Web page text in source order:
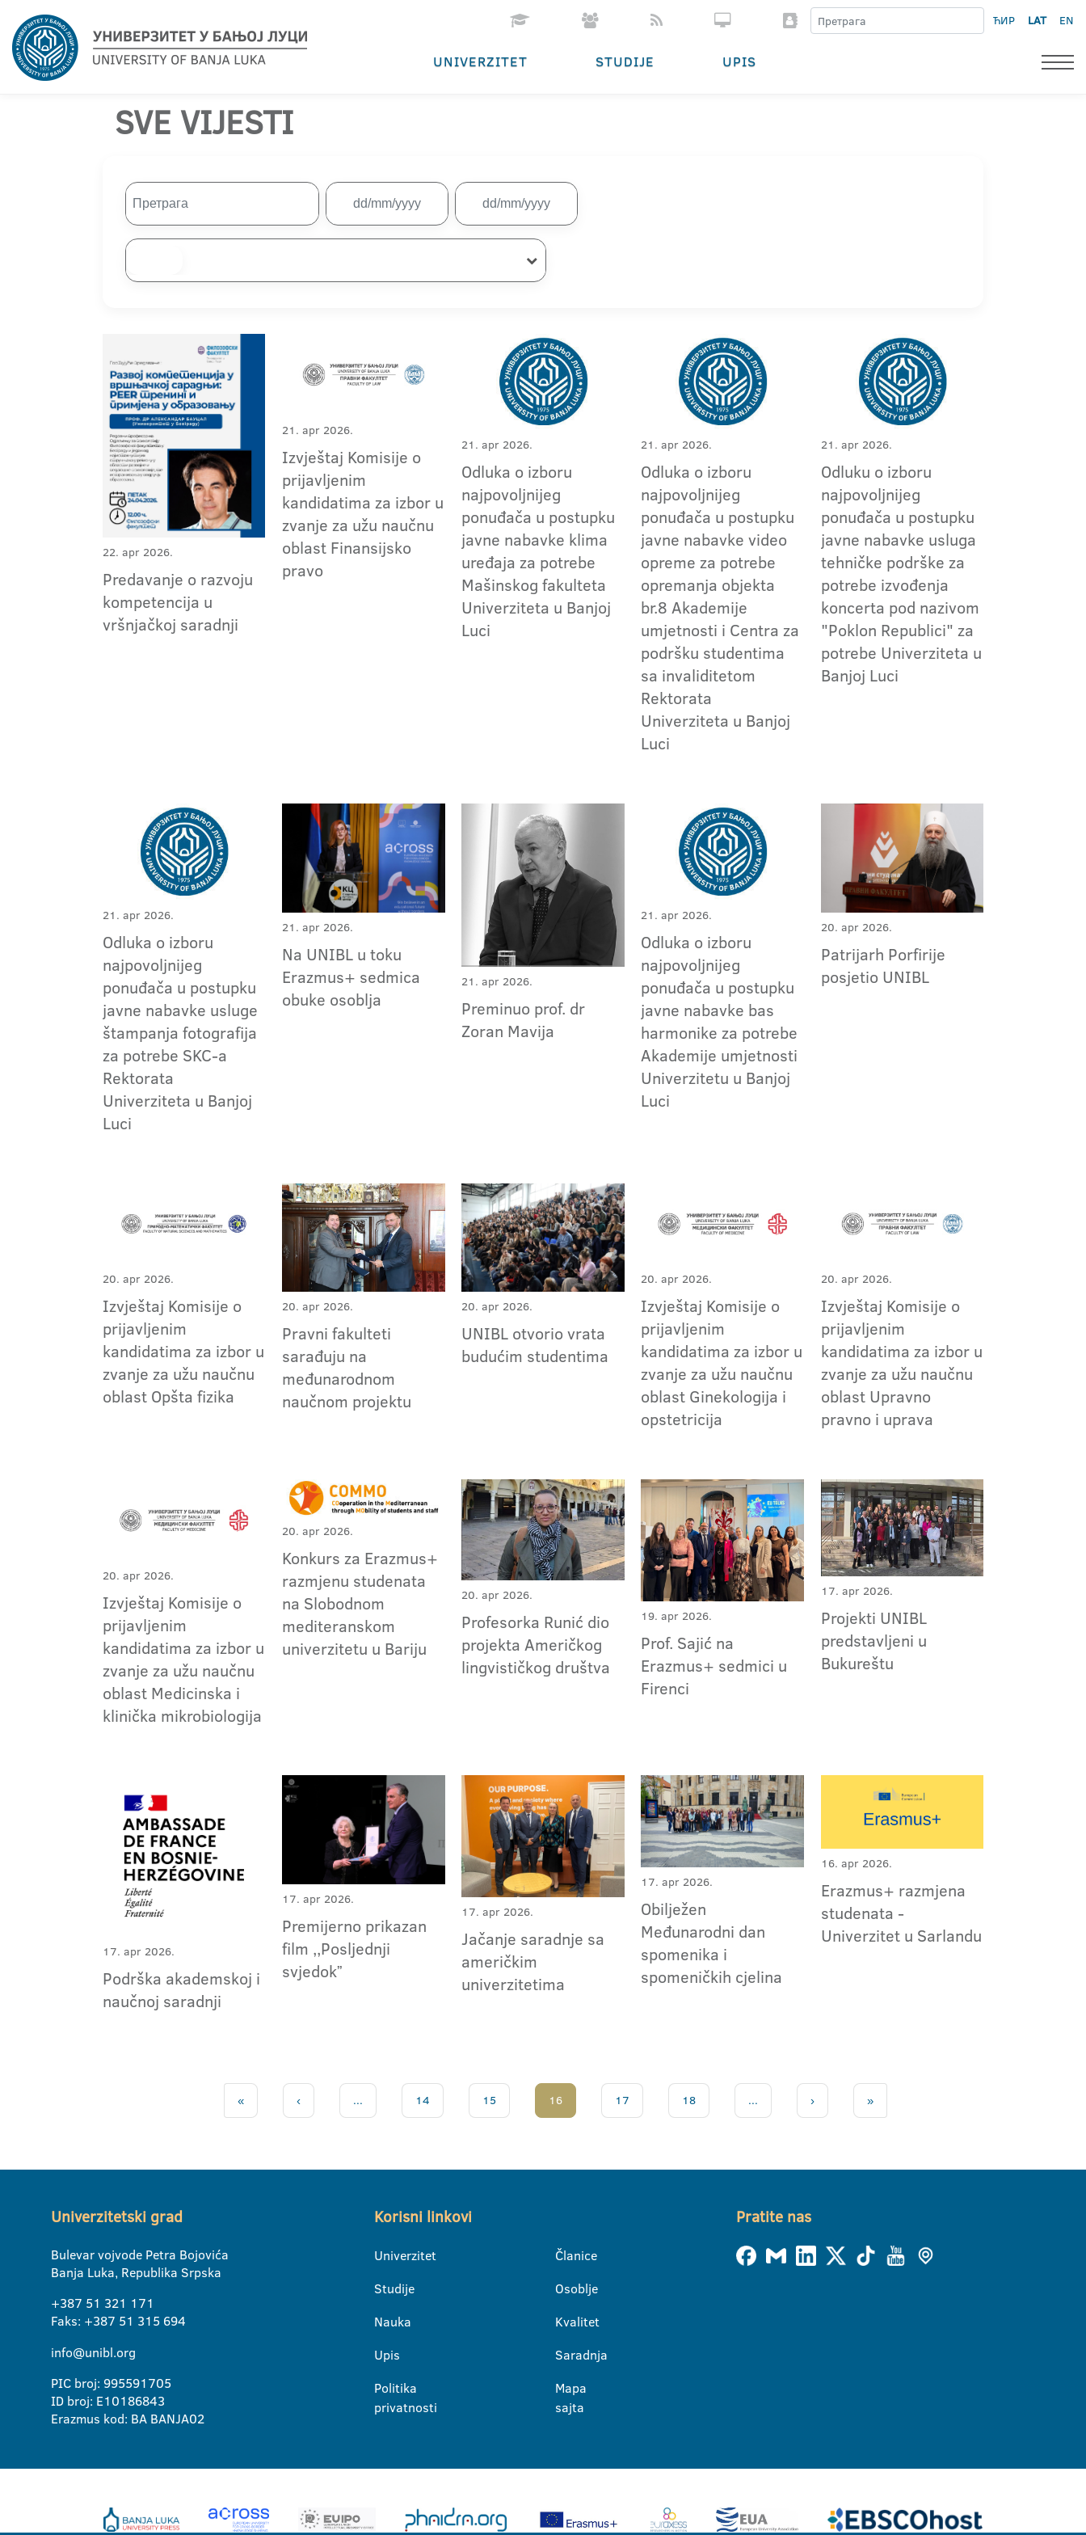
ЋИР LAT EN
UNIVERZITET STUDIJE UPIS
SVE VIJESTI
22. apr 2026.
Predavanje o razvoju
kompetencija u
vršnjačkoj saradnji
21. apr 2026.
Izvještaj Komisije o
prijavljenim
kandidatima za izbor u
zvanje za užu naučnu
oblast Finansijsko
pravo
21. apr 2026.
Odluka o izboru
najpovoljnijeg
ponuđača u postupku
javne nabavke klima
uređaja za potrebe
Mašinskog fakulteta
Univerziteta u Banjoj
Luci
21. apr 2026.
Odluka o izboru
najpovoljnijeg
ponuđača u postupku
javne nabavke video
opreme za potrebe
opremanja objekta
br.8 Akademije
umjetnosti i Centra za
podršku studentima
sa invaliditetom
Rektorata
Univerziteta u Banjoj
Luci
21. apr 2026.
Odluku o izboru
najpovoljnijeg
ponuđača u postupku
javne nabavke usluga
tehničke podrške za
potrebe izvođenja
koncerta pod nazivom
"Poklon Republici" za
potrebe Univerziteta u
Banjoj Luci
21. apr 2026.
Odluka o izboru
najpovoljnijeg
ponuđača u postupku
javne nabavke usluge
štampanja fotografija
za potrebe SKC-a
Rektorata
Univerziteta u Banjoj
Luci
21. apr 2026.
Na UNIBL u toku
Erazmus+ sedmica
obuke osoblja
21. apr 2026.
Preminuo prof. dr
Zoran Mavija
21. apr 2026.
Odluka o izboru
najpovoljnijeg
ponuđača u postupku
javne nabavke bas
harmonike za potrebe
Akademije umjetnosti
Univerzitetu u Banjoj
Luci
20. apr 2026.
Patrijarh Porfirije
posjetio UNIBL
20. apr 2026.
Izvještaj Komisije o
prijavljenim
kandidatima za izbor u
zvanje za užu naučnu
oblast Opšta fizika
20. apr 2026.
Pravni fakulteti
sarađuju na
međunarodnom
naučnom projektu
20. apr 2026.
UNIBL otvorio vrata
budućim studentima
20. apr 2026.
Izvještaj Komisije o
prijavljenim
kandidatima za izbor u
zvanje za užu naučnu
oblast Ginekologija i
opstetricija
20. apr 2026.
Izvještaj Komisije o
prijavljenim
kandidatima za izbor u
zvanje za užu naučnu
oblast Upravno
pravno i uprava
20. apr 2026.
Izvještaj Komisije o
prijavljenim
kandidatima za izbor u
zvanje za užu naučnu
oblast Medicinska i
klinička mikrobiologija
20. apr 2026.
Konkurs za Erazmus+
razmjenu studenata
na Slobodnom
mediteranskom
univerzitetu u Bariju
20. apr 2026.
Profesorka Runić dio
projekta Američkog
lingvističkog društva
19. apr 2026.
Prof. Sajić na
Erazmus+ sedmici u
Firenci
17. apr 2026.
Projekti UNIBL
predstavljeni u
Bukureštu
17. apr 2026.
Podrška akademskoj i
naučnoj saradnji
17. apr 2026.
Premijerno prikazan
film ,,Posljednji
svjedokˮ
17. apr 2026.
Jačanje saradnje sa
američkim
univerzitetima
17. apr 2026.
Obilježen
Međunarodni dan
spomenika i
spomeničkih cjelina
16. apr 2026.
Erazmus+ razmjena
studenata -
Univerzitet u Sarlandu
« ‹ ... 14 15 16 17 18 ... › »
Univerzitetski grad
Bulevar vojvode Petra Bojovića
Banja Luka, Republika Srpska
+387 51 321 171
Faks: +387 51 315 694
info@unibl.org
PIC broj: 995591705
ID broj: E10186843
Erazmus kod: BA BANJA02
Korisni linkovi
Univerzitet
Studije
Nauka
Upis
Politika
privatnosti
Članice
Osoblje
Kvalitet
Saradnja
Mapa
sajta
Pratite nas